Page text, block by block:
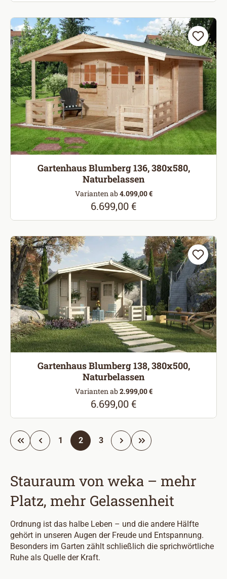
Gartenhaus Blumberg 136, 380x580,
Naturbelassen
Varianten ab4.099,00 €
Regulärer Preis:
6.699,00 €
Gartenhaus Blumberg 138, 380x500,
Naturbelassen
Varianten ab2.999,00 €
Regulärer Preis:
6.699,00 €
Seite
1 Seite
2 Seite
3
Stauraum von weka – mehr
Platz, mehr Gelassenheit
Ordnung ist das halbe Leben – und die andere Hälfte
gehört in unseren Augen der Freude und Entspannung.
Besonders im Garten zählt schließlich die sprichwörtliche
Ruhe als Quelle der Kraft.